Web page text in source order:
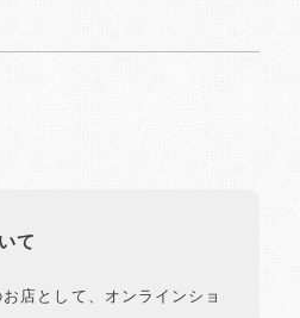
て
店として、オンラインショ